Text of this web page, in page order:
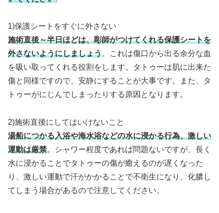
1)保護シートをすぐに外さない
施術直後～半日ほどは、彫師がつけてくれる保護シートを
外さないようにしましょう。これは傷口から出る余分な血
を吸い取ってくれる役割をします。タトゥーは肌に出来た
傷と同様ですので、安静にすることが大事です。また、タ
トゥーがにじんでしまったりする原因となります。
2)施術直後にしてはいけないこと
湯船につかる入浴や海水浴などの水に浸かる行為、激しい
運動は厳禁。シャワー程度であれば問題ないですが、長く
水に浸かることでタトゥーの傷が癒えるのが遅くなった
り、激しい運動で汗がかかることで不衛生になり、化膿し
てしまう場合があるので注意してください。